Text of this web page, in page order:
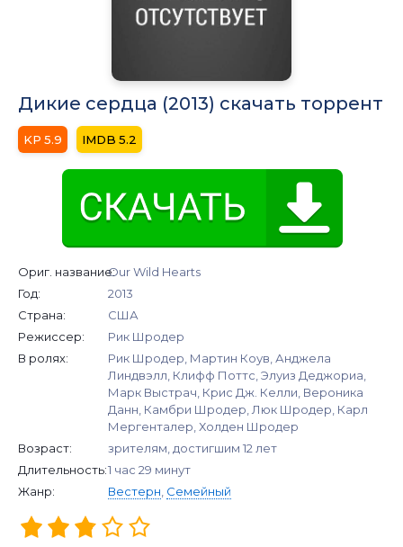
Дикие сердца (2013) скачать торрент
5.9 5.2
Ориг. название:Our Wild Hearts
Год:
2013
Страна:
США
Режиссер:
Рик Шродер
В ролях:
Рик Шродер, Мартин Коув, Анджела
Линдвэлл, Клифф Поттс, Элуиз Деджориа,
Марк Выстрач, Крис Дж. Келли, Вероника
Данн, Камбри Шродер, Люк Шродер, Карл
Мергенталер, Холден Шродер
Возраст:
зрителям, достигшим 12 лет
Длительность:1 час 29 минут
Жанр:
Вестерн Семейный